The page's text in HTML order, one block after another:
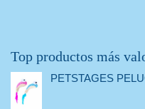
Top productos más
PETSTAGES